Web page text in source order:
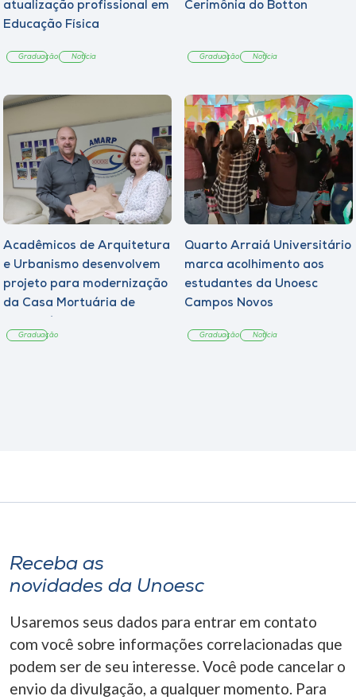
atualização profissional em
Educação Física
Graduação Notícia
Cerimônia do Botton
Graduação Notícia
Acadêmicos de Arquitetura
e Urbanismo desenvolvem
projeto para modernização
da Casa Mortuária de
Graduação
Quarto Arraiá Universitário
marca acolhimento aos
estudantes da Unoesc
Campos Novos
Graduação Notícia
Receba as
novidades da Unoesc
Usaremos seus dados para entrar em contato
com você sobre informações correlacionadas que
podem ser de seu interesse. Você pode cancelar o
envio da divulgação, a qualquer momento. Para